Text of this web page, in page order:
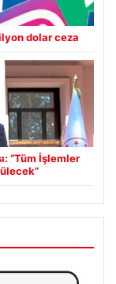
dolar ceza
“Tüm İşlemler